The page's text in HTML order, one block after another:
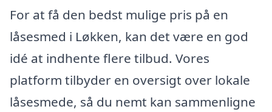
For at få den bedst mulige pris på en
låsesmed i Løkken, kan det være en god
idé at indhente flere tilbud. Vores
platform tilbyder en oversigt over lokale
låsesmede, så du nemt kan sammenligne